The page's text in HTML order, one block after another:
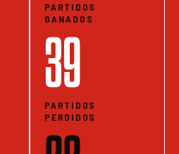
PARTIDOS
GANADOS
39
PARTIDOS
PERDIDOS